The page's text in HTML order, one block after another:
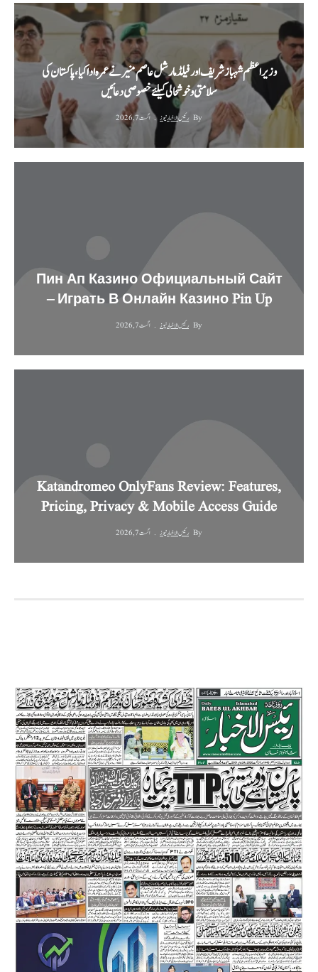
وزیراعظم شہباز شریف اور فیلڈ مارشل عاصم منیر نے عمرہ ادا کیا، پاکستان کی
سلامتی و خوشحالی کیلئے خصوصی دعائیں
By رئیس الاخبار نیوز اگست 7, 2026
Пин Ап Казино Официальный Сайт
– Играть В Онлайн Казино Pin Up
By رئیس الاخبار نیوز اگست 7, 2026
Katandromeo OnlyFans Review: Features,
Pricing, Privacy & Mobile Access Guide
By رئیس الاخبار نیوز اگست 7, 2026